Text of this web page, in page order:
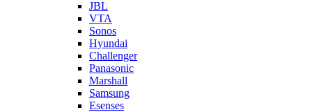
JBL
VTA
Sonos
Hyundai
Challenger
Panasonic
Marshall
Samsung
Esenses